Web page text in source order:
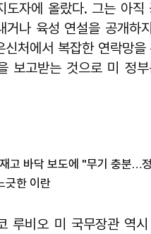
도자에 올랐다. 그는 아직
거나 육성 연설을 공개하
신처에서 복잡한 연락망을
보고받는 것으로 미 정
긋한 이란
루비오 미 국무장관 역